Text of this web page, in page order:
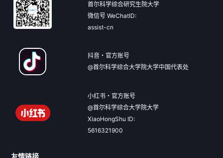
首尔科学综合研究生院大学
微信号 WeChatID:
assist-cn
抖音・官方账号
@首尔科学综合大学院大学中国代表处
小红书・官方账号
@首尔科学综合大学院大学
XiaoHongShu ID:
5616321900
友情链接